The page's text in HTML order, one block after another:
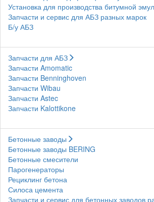
Установка для производства битумной
Запчасти и сервис для АБЗ разных марок
Б/у АБЗ
Запчасти для АБЗ
Запчасти Amomatic
Запчасти Benninghoven
Запчасти Wibau
Запчасти Astec
Запчасти Kalottikone
Бетонные заводы
Бетонные заводы BERING
Бетонные смесители
Парогенераторы
Рециклинг бетона
Силоса цемента
Запчасти и сервис для бетонных заводов